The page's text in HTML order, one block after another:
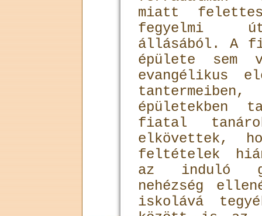
miatt
fegyelmi
állásából. A
épülete
evangélikus
épületekben
fiatal
elkövettek,
feltételek
az induló
nehézség
iskolává